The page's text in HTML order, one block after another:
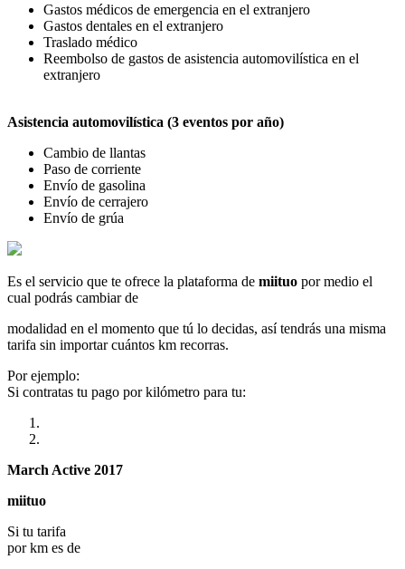
Gastos médicos de emergencia en el extranjero
Gastos dentales en el extranjero
Traslado médico
Reembolso de gastos de asistencia automovilística en el
extranjero
Asistencia automovilística (3 eventos por año)
Cambio de llantas
Paso de corriente
Envío de gasolina
Envío de cerrajero
Envío de grúa
Es el servicio que te ofrece la plataforma de miituo por medio el
cual podrás cambiar de
modalidad en el momento que tú lo decidas, así tendrás una misma
tarifa sin importar cuántos km recorras.
Por ejemplo:
Si contratas tu pago por kilómetro para tu:
March Active 2017
miituo
Si tu tarifa
por km es de